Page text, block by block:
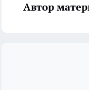
Автор